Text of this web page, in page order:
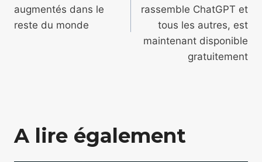
augmentés dans le
reste du monde
rassemble ChatGPT et
tous les autres, est
maintenant disponible
gratuitement
A lire également